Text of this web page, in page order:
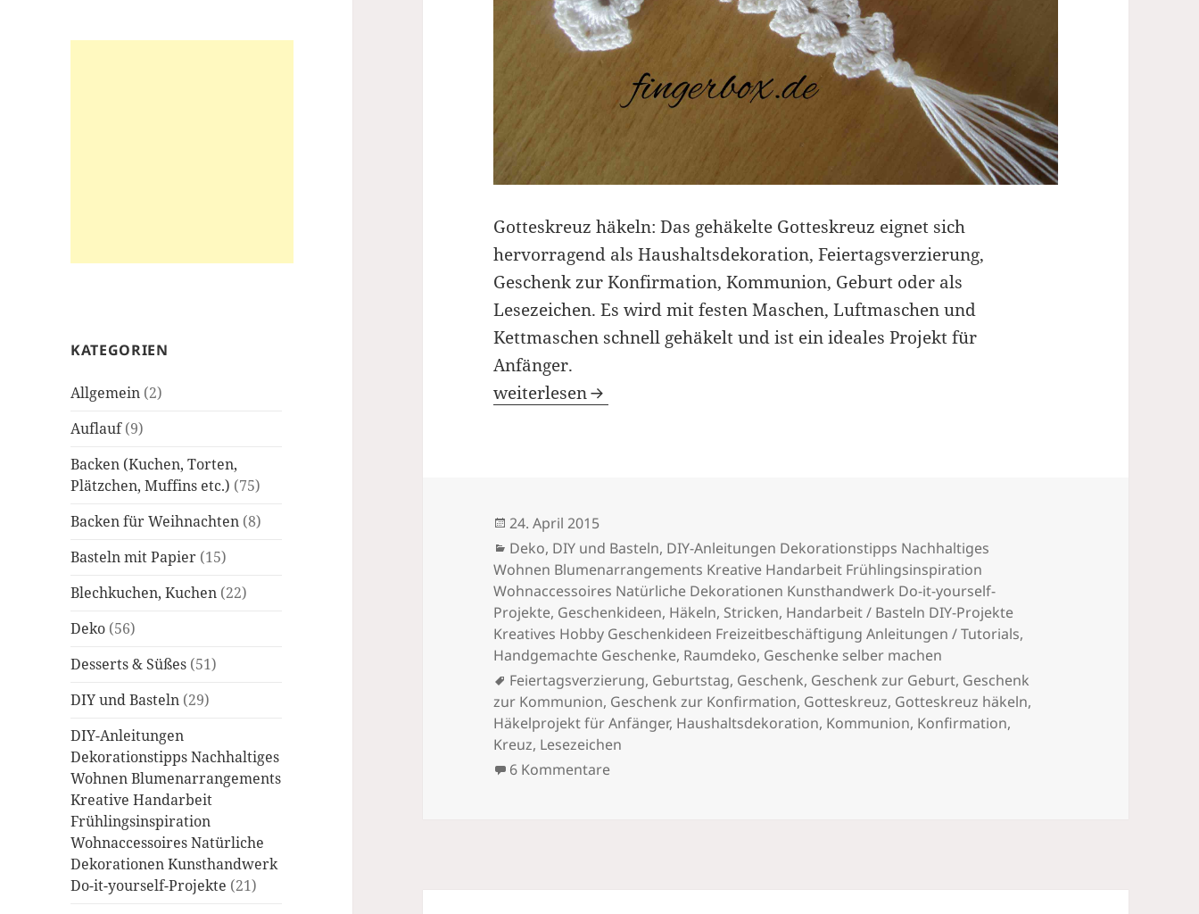
KATEGORIEN
Allgemein (2)
Auflauf(9)
Backen (Kuchen, Torten,
Plätzchen, Muffins etc.) (75)
Backen für Weihnachten (8)
Basteln mit Papier (15)
Blechkuchen, Kuchen (22)
Deko (56)
Desserts & Süßes (51)
DIY und Basteln (29)
DIY-Anleitungen
Dekorationstipps Nachhaltiges
Wohnen Blumenarrangements
Kreative Handarbeit
Frühlingsinspiration
Wohnaccessoires Natürliche
Dekorationen Kunsthandwerk
Do-it-yourself-Projekte (21)
Gotteskreuz häkeln: Das gehäkelte Gotteskreuz eignet sich
hervorragend als Haushaltsdekoration, Feiertagsverzierung,
Geschenk zur Konfirmation, Kommunion, Geburt oder als
Lesezeichen. Es wird mit festen Maschen, Luftmaschen und
Kettmaschen schnell gehäkelt und ist ein ideales Projekt für
Anfänger.
Gotteskreuz häkeln: Dekorativ und Bedeutungsvoll
weiterlesen
Veröffentlicht
am
24. April 2015
Kategorien
Deko, DIY und Basteln, DIY-Anleitungen Dekorationstipps Nachhaltiges
Wohnen Blumenarrangements Kreative Handarbeit Frühlingsinspiration
Wohnaccessoires Natürliche Dekorationen Kunsthandwerk Do-it-yourself-
Projekte, Geschenkideen, Häkeln, Stricken, Handarbeit / Basteln DIY-Projekte
Kreatives Hobby Geschenkideen Freizeitbeschäftigung Anleitungen / Tutorials,
Handgemachte Geschenke, Raumdeko, Geschenke selber machen
Schlagwörter
Feiertagsverzierung, Geburtstag, Geschenk, Geschenk zur Geburt, Geschenk
zur Kommunion, Geschenk zur Konfirmation, Gotteskreuz, Gotteskreuz häkeln,
Häkelprojekt für Anfänger, Haushaltsdekoration, Kommunion, Konfirmation,
Kreuz, Lesezeichen
6 Kommentarezu Gotteskreuz häkeln: Dekorativ und Bedeutungsvoll